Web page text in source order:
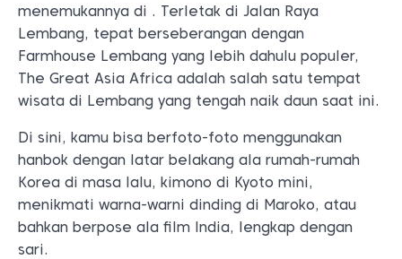
menemukannya di . Terletak di Jalan Raya
Lembang, tepat berseberangan dengan
Farmhouse Lembang yang lebih dahulu populer,
The Great Asia Africa adalah salah satu tempat
wisata di Lembang yang tengah naik daun saat ini.
Di sini, kamu bisa berfoto-foto menggunakan
hanbok dengan latar belakang ala rumah-rumah
Korea di masa lalu, kimono di Kyoto mini,
menikmati warna-warni dinding di Maroko, atau
bahkan berpose ala film India, lengkap dengan
sari.